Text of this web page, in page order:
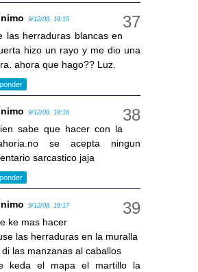
9/12/08, 18:15
las herraduras blancas en
hizo un rayo y me dio una
ahora que hago?? Luz.
9/12/08, 18:16
sabe que hacer con la
se acepta ningun
sarcastico jaja
9/12/08, 18:17
ke mas hacer
las herraduras en la muralla
di las manzanas al caballos
keda el mapa el martillo la